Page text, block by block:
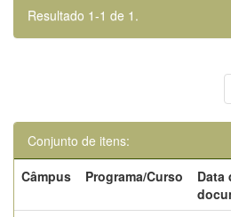
Resultado 1-1 de 1.
Conjunto de itens:
Câmpus
Programa/Curso
Data